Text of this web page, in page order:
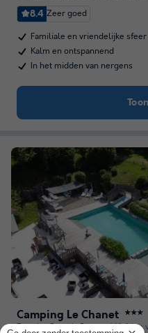
8.4 Zeer goed
Familiale en vriendelijke sfeer
Kalm en ontspannend
In het midden van nergens
Camping Le Chanet ★★★
Franche Comté,Ornans (48,3 km